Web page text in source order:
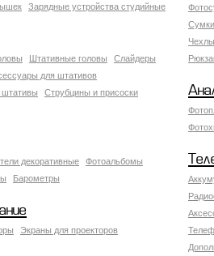
Зарядные устройства студийные
Штативные головы
Слайдеры
для штативов
Струбцины и присоски
декоративные
Фотоальбомы
Барометры
Экраны для проекторов